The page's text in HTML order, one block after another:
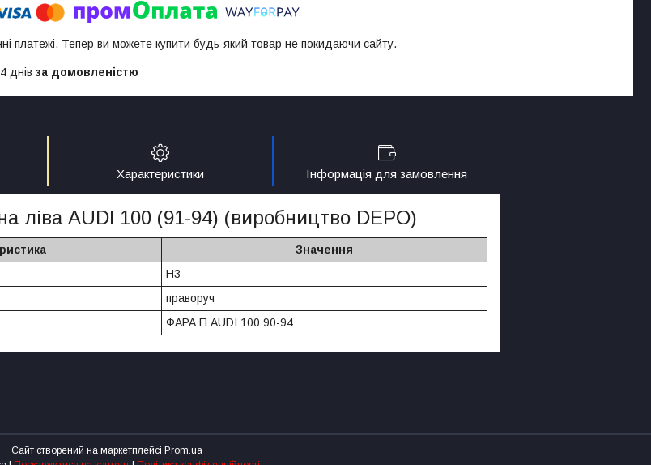
платежі. Тепер ви можете купити будь-який товар не покидаючи сайту.
днів за домовленістю
Характеристики Інформація для замовлення
ліва AUDI 100 (91-94) (виробництво DEPO)
Значення
H3
праворуч
ФАРА П AUDI 100 90-94
Сайт створений на маркетплейсі Prom.ua